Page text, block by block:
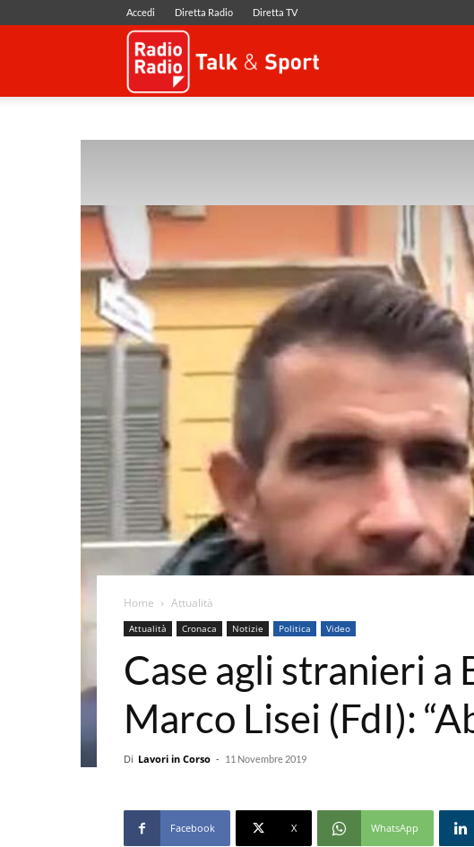
Accedi Diretta Radio Diretta TV
Home Attualità
Attualità Cronaca Notizie Politica Video
Case agli stranieri a
Marco Lisei (FdI):
Di Lavori in Corso - 11 Novembre 2019
Facebook X WhatsApp